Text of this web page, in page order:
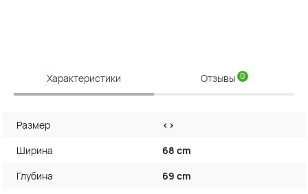
Характеристики Отзывы 0
Размер
<>
Ширина
68 cm
Глубина
69 cm